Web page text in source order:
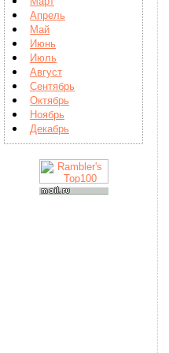
Апрель
Май
Июнь
Июль
Август
Сентябрь
Октябрь
Ноябрь
Декабрь